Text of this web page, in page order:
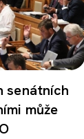
senátních
může